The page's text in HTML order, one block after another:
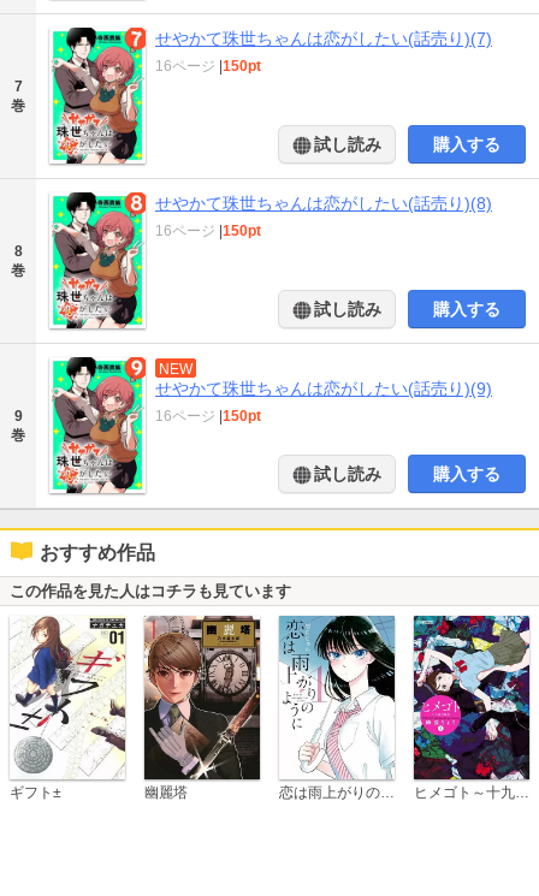
7
巻
せやかて珠世ちゃんは恋がしたい(話売り)(7)
16ページ |150pt
試し読み 購入する
8
巻
せやかて珠世ちゃんは恋がしたい(話売り)(8)
16ページ |150pt
試し読み 購入する
9
巻
NEW
せやかて珠世ちゃんは恋がしたい(話売り)(9)
16ページ |150pt
試し読み 購入する
おすすめ作品
この作品を見た人はコチラも見ています
ギフト± 幽麗塔 ヒメゴト～十九歳の制服～